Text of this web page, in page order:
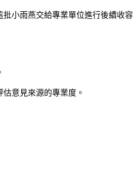
小雨燕交給專業單位進行後續收
意見來源的專業度。